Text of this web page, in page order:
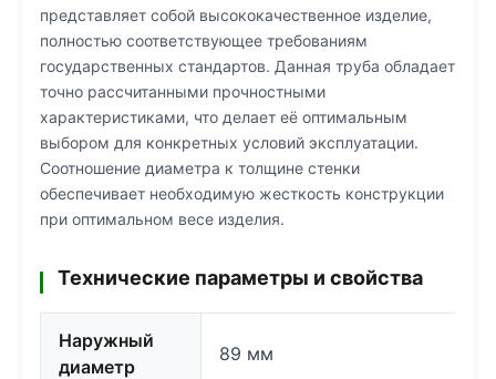
представляет собой высококачественное изделие,
полностью соответствующее требованиям
государственных стандартов. Данная труба обладает
точно рассчитанными прочностными
характеристиками, что делает её оптимальным
выбором для конкретных условий эксплуатации.
Соотношение диаметра к толщине стенки
обеспечивает необходимую жесткость конструкции
при оптимальном весе изделия.
Технические параметры и свойства
Наружный
диаметр
89 мм